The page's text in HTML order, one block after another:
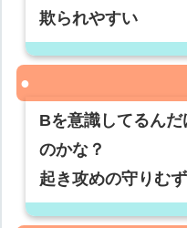
欺られやすい
Bを意識してるん
のかな？
起き攻めの守りむ